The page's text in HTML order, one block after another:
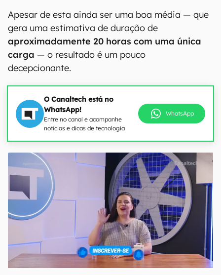
Apesar de esta ainda ser uma boa média — que
gera uma estimativa de duração de
aproximadamente 20 horas com uma única
carga — o resultado é um pouco
decepcionante.
O Canaltech está no
WhatsApp!
Entre no canal e acompanhe
notícias e dicas de tecnologia
WhatsApp